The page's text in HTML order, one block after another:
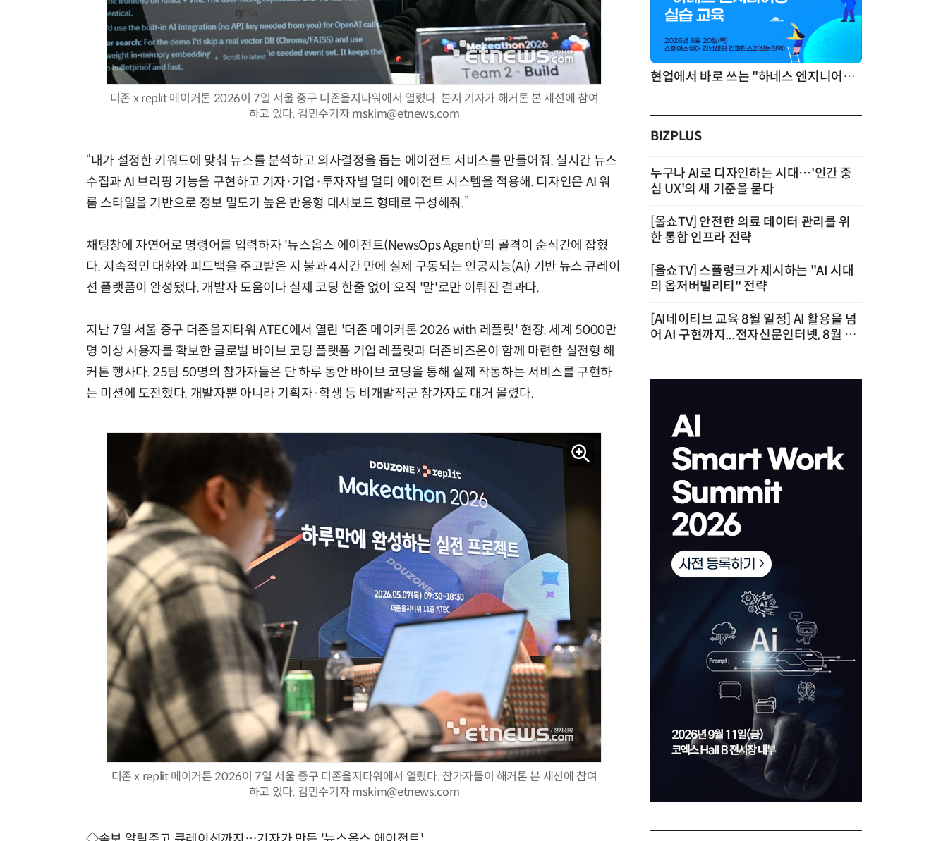
더존 x replit 메이커톤 2026이 7일 서울 중구 더존을지타워에서 열렸다. 본지 기자가 해커톤 본 세션에 참여
하고 있다. 김민수기자 mskim@etnews.com
“내가 설정한 키워드에 맞춰 뉴스를 분석하고 의사결정을 돕는 에이전트 서비스를 만들어줘. 실시간 뉴스
수집과 AI 브리핑 기능을 구현하고 기자·기업·투자자별 멀티 에이전트 시스템을 적용해. 디자인은 AI 워
룸 스타일을 기반으로 정보 밀도가 높은 반응형 대시보드 형태로 구성해줘.”
채팅창에 자연어로 명령어를 입력하자 '뉴스옵스 에이전트(NewsOps Agent)'의 골격이 순식간에 잡혔
다. 지속적인 대화와 피드백을 주고받은 지 불과 4시간 만에 실제 구동되는 인공지능(AI) 기반 뉴스 큐레이
션 플랫폼이 완성됐다. 개발자 도움이나 실제 코딩 한줄 없이 오직 '말'로만 이뤄진 결과다.
지난 7일 서울 중구 더존을지타워 ATEC에서 열린 '더존 메이커톤 2026 with 레플릿' 현장. 세계 5000만
명 이상 사용자를 확보한 글로벌 바이브 코딩 플랫폼 기업 레플릿과 더존비즈온이 함께 마련한 실전형 해
커톤 행사다. 25팀 50명의 참가자들은 단 하루 동안 바이브 코딩을 통해 실제 작동하는 서비스를 구현하
는 미션에 도전했다. 개발자뿐 아니라 기획자·학생 등 비개발직군 참가자도 대거 몰렸다.
더존 x replit 메이커톤 2026이 7일 서울 중구 더존을지타워에서 열렸다. 참가자들이 해커톤 본 세션에 참여
하고 있다. 김민수기자 mskim@etnews.com
양자컴퓨팅 비즈니스·기술 입문 1-Day 워크샵 - 큐비트·양자 알고리듬·Qiskit 실습으로 이해하는 차세대 현업에서 바로 쓰는 "하네스 엔지니어링" 실습 교육
BIZPLUS
누구나 AI로 디자인하는 시대…'인간 중
심 UX'의 새 기준을 묻다
[올쇼TV] 안전한 의료 데이터 관리를 위
한 통합 인프라 전략
[올쇼TV] 스플렁크가 제시하는 "AI 시대
의 옵저버빌리티" 전략
[AI네이티브 교육 8월 일정] AI 활용을 넘
어 AI 구현까지...전자신문인터넷, 8월 실